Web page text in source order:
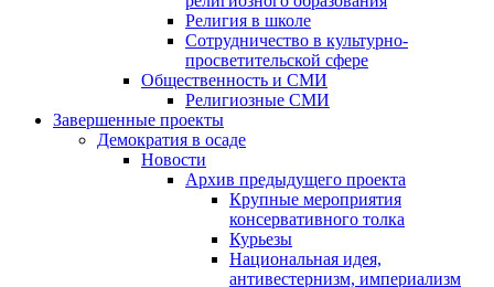
Религия в школе
Сотрудничество в культурно-
просветительской сфере
Общественность и СМИ
Религиозные СМИ
Завершенные проекты
Демократия в осаде
Новости
Архив предыдущего проекта
Крупные мероприятия
консервативного толка
Курьезы
Национальная идея,
антивестернизм, империализм